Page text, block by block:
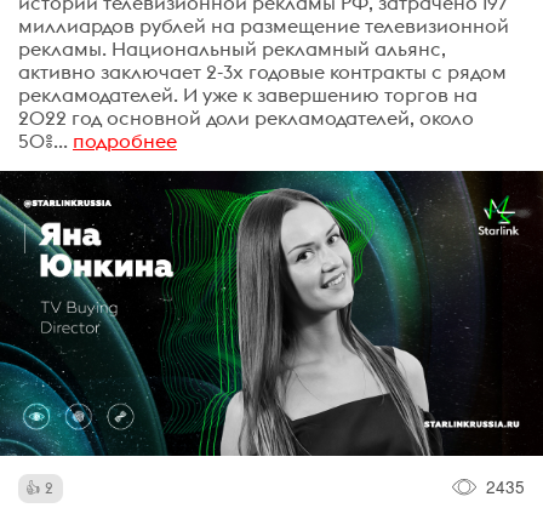
миллиардов рублей на размещение телевизионной
рекламы. Национальный рекламный альянс,
активно заключает 2-3х годовые контракты с рядом
рекламодателей. И уже к завершению торгов на
2022 год основной доли рекламодателей, около
50%... подробнее
2 2435